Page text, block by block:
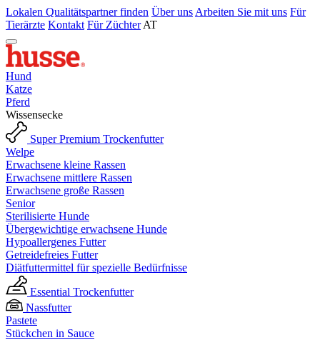
Lokalen Qualitätspartner finden Über uns Arbeiten Sie mit uns Für
Tierärzte Kontakt Für Züchter AT
Hund
Katze
Pferd
Wissensecke
Super Premium Trockenfutter
Welpe
Erwachsene kleine Rassen
Erwachsene mittlere Rassen
Erwachsene große Rassen
Senior
Sterilisierte Hunde
Übergewichtige erwachsene Hunde
Hypoallergenes Futter
Getreidefreies Futter
Diätfuttermittel für spezielle Bedürfnisse
Essential Trockenfutter
Nassfutter
Pastete
Stückchen in Sauce